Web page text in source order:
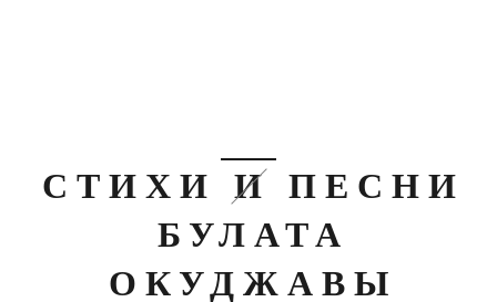
СТИХИ И ПЕСНИ
БУЛАТА
ОКУДЖАВЫ